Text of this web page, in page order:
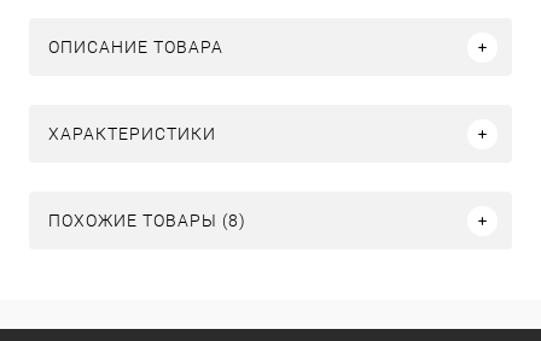
ОПИСАНИЕ ТОВАРА
ХАРАКТЕРИСТИКИ
ПОХОЖИЕ ТОВАРЫ (8)